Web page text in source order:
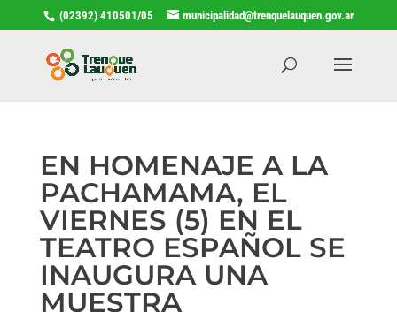
(02392) 410501/05 municipalidad@trenquelauquen.gov.ar
EN HOMENAJE A LA
PACHAMAMA, EL
VIERNES (5) EN EL
TEATRO ESPAÑOL SE
INAUGURA UNA
MUESTRA